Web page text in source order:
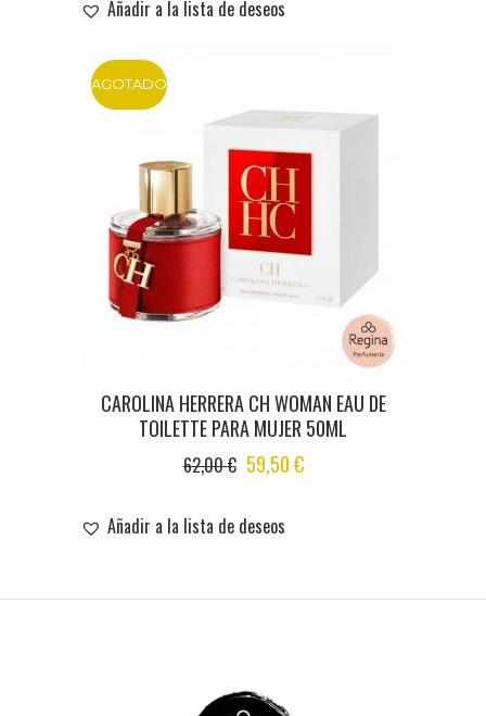
80,90 €.
Añadir a la lista de deseos
DTO
AGOTADO
CAROLINA HERRERA CH WOMAN EAU DE
TOILETTE PARA MUJER 50ML
62,00€ ORIGINAL
WAS:
62,00 €.
59,50€CURRENT
Añadir a la lista de deseos